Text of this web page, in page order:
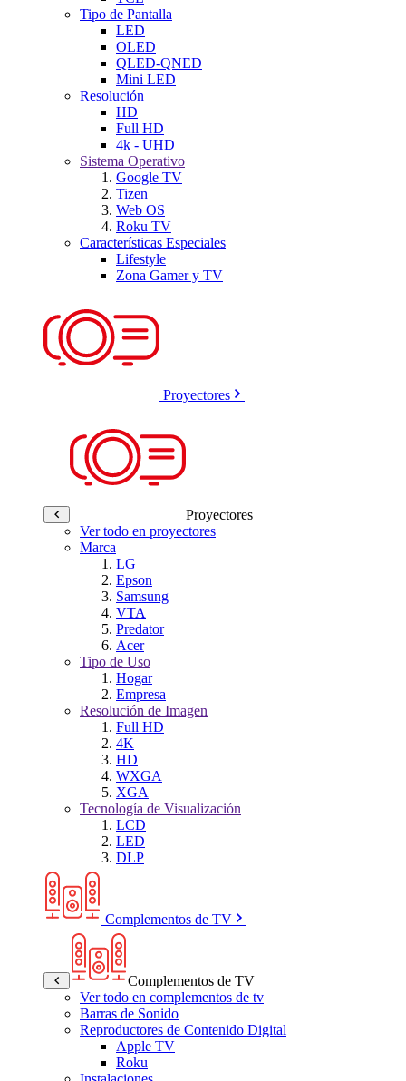
Tipo de Pantalla
LED
OLED
QLED-QNED
Mini LED
Resolución
HD
Full HD
4k - UHD
Sistema Operativo
Google TV
Tizen
Web OS
Roku TV
Características Especiales
Lifestyle
Zona Gamer y TV
Proyectores
Proyectores
Ver todo en proyectores
Marca
LG
Epson
Samsung
VTA
Predator
Acer
Tipo de Uso
Hogar
Empresa
Resolución de Imagen
Full HD
4K
HD
WXGA
XGA
Tecnología de Visualización
LCD
LED
DLP
Complementos de TV
Complementos de TV
Ver todo en complementos de tv
Barras de Sonido
Reproductores de Contenido Digital
Apple TV
Roku